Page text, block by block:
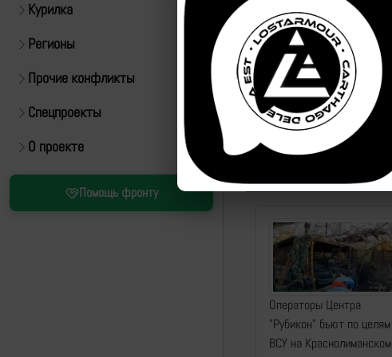
Курилка
Регионы
Прочие конфликты
Спецпроекты
О проекте
Помощь фронту
Операторы Центра
"Рубикон" бьют по целям
ВСУ на Краснолиманском